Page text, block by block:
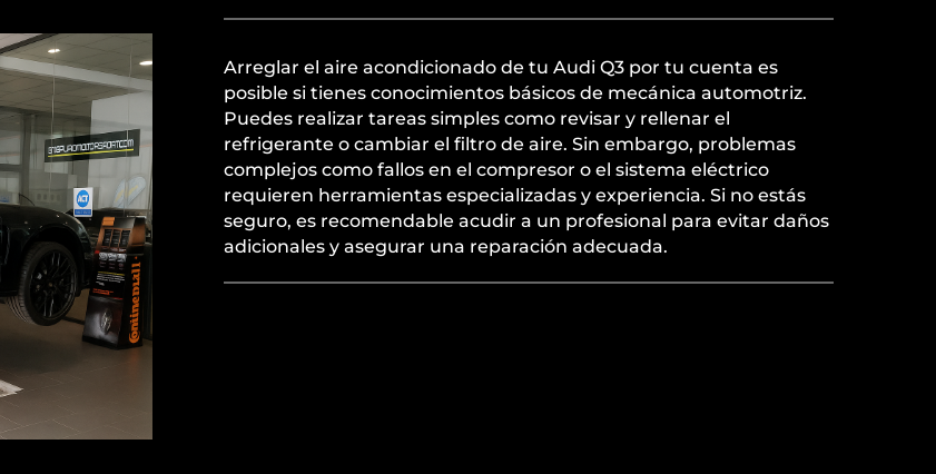
Arreglar el aire acondicionado de tu Audi Q3 por tu cuenta es
posible si tienes conocimientos básicos de mecánica automotriz.
Puedes realizar tareas simples como revisar y rellenar el
refrigerante o cambiar el filtro de aire. Sin embargo, problemas
complejos como fallos en el compresor o el sistema eléctrico
requieren herramientas especializadas y experiencia. Si no estás
seguro, es recomendable acudir a un profesional para evitar daños
adicionales y asegurar una reparación adecuada.